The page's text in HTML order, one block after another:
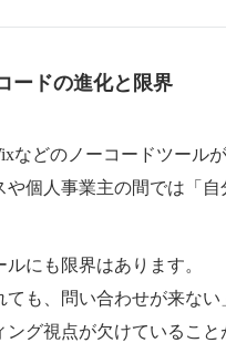
ードの進化と限界
などのノーコードツール
個人事業主の間では「
にも限界はあります。
も、問い合わせが来な
グ視点が欠けていること